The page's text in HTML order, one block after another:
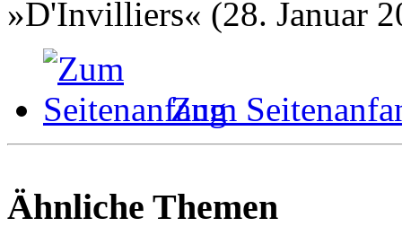
»D'Invilliers« (28. Januar
Zum
Ähnliche Themen